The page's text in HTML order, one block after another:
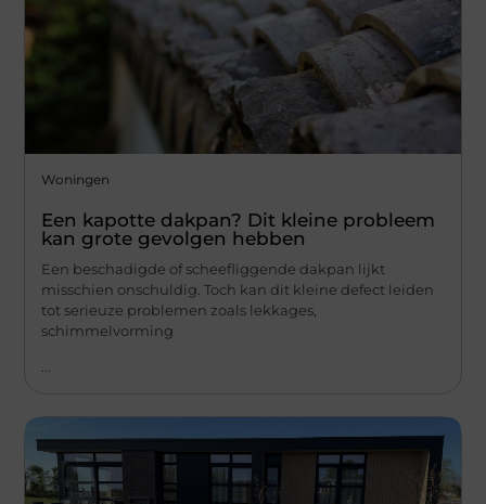
Woningen
Een kapotte dakpan? Dit kleine probleem
kan grote gevolgen hebben
Een beschadigde of scheefliggende dakpan lijkt
misschien onschuldig. Toch kan dit kleine defect leiden
tot serieuze problemen zoals lekkages,
schimmelvorming